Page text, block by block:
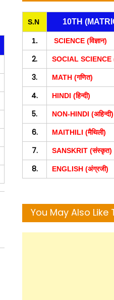
S.N 10TH
1. SCIENCE (विज्ञान)
2. SOCIAL SCIENCE
3. MATH (गणित)
4. HINDI (हिन्दी)
5. NON-HINDI (अहिन्दी)
6. MAITHILI (मैथिली)
7. SANSKRIT (संस्कृत)
8. ENGLISH (अंग्रजी)
You May Also Like